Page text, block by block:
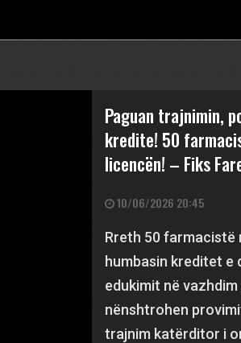
Paguan trajnimin,
kredite! 50
licencën! – Fiks
10/06/2026 20:45
Rreth 50 farmacistë
humbasin kreditet e
edukimit në
nënshtrohen
trajnim katërditor i